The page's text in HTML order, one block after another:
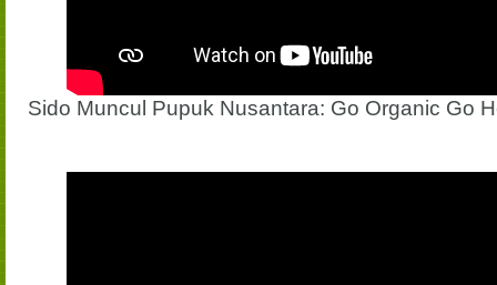
Sido Muncul Pupuk Nusantara: Go Organic Go